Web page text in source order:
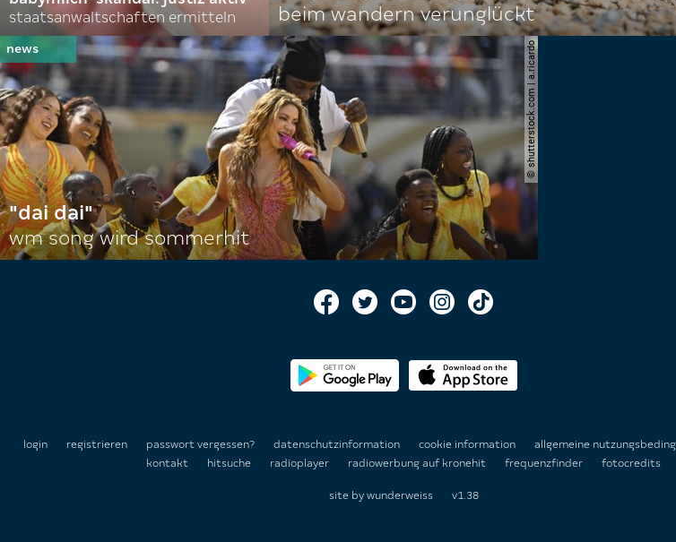
staatsanwaltschaften ermitteln
beim wandern verunglückt
© shutterstock.com | a.ricardo
"dai dai"
wm song wird sommerhit
login registrieren passwort vergessen? datenschutzinformation cookie information allgemeine
kontakt
hitsuche radioplayer radiowerbung auf kronehit frequenzfinder fotocredits
site by wunderweiss v1.38